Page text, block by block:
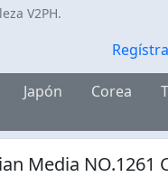
V2PH.
Japón Corea
Media NO.1261